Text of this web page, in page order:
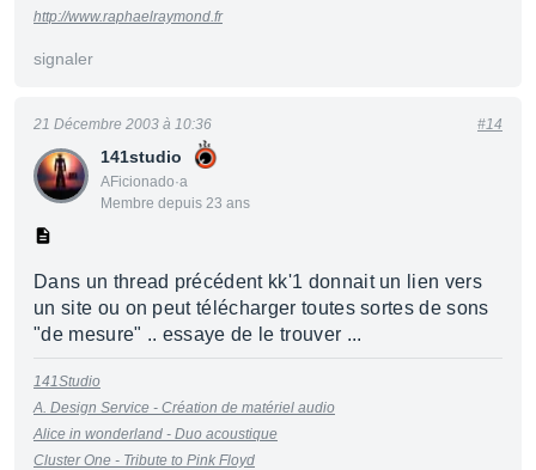
http://www.raphaelraymond.fr
signaler
141studio
AFicionado·a
Membre depuis 23 ans
21 Décembre 2003 à 10:36 #14
Dans un thread précédent kk'1 donnait un lien vers
un site ou on peut télécharger toutes sortes de sons
"de mesure" .. essaye de le trouver ...
141Studio
A. Design Service - Création de matériel audio
Alice in wonderland - Duo acoustique
Cluster One - Tribute to Pink Floyd